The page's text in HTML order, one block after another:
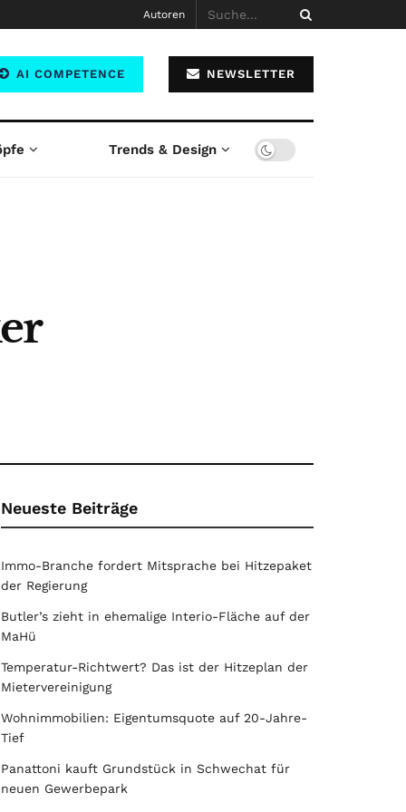
Autoren
AI COMPETENCE NEWSLETTER
Trends & Design
Neueste Beiträge
Immo-Branche fordert Mitsprache bei Hitzepaket
der Regierung
Butler’s zieht in ehemalige Interio-Fläche auf der
MaHü
Temperatur-Richtwert? Das ist der Hitzeplan der
Mietervereinigung
Wohnimmobilien: Eigentumsquote auf 20-Jahre-
Tief
Panattoni kauft Grundstück in Schwechat für
neuen Gewerbepark